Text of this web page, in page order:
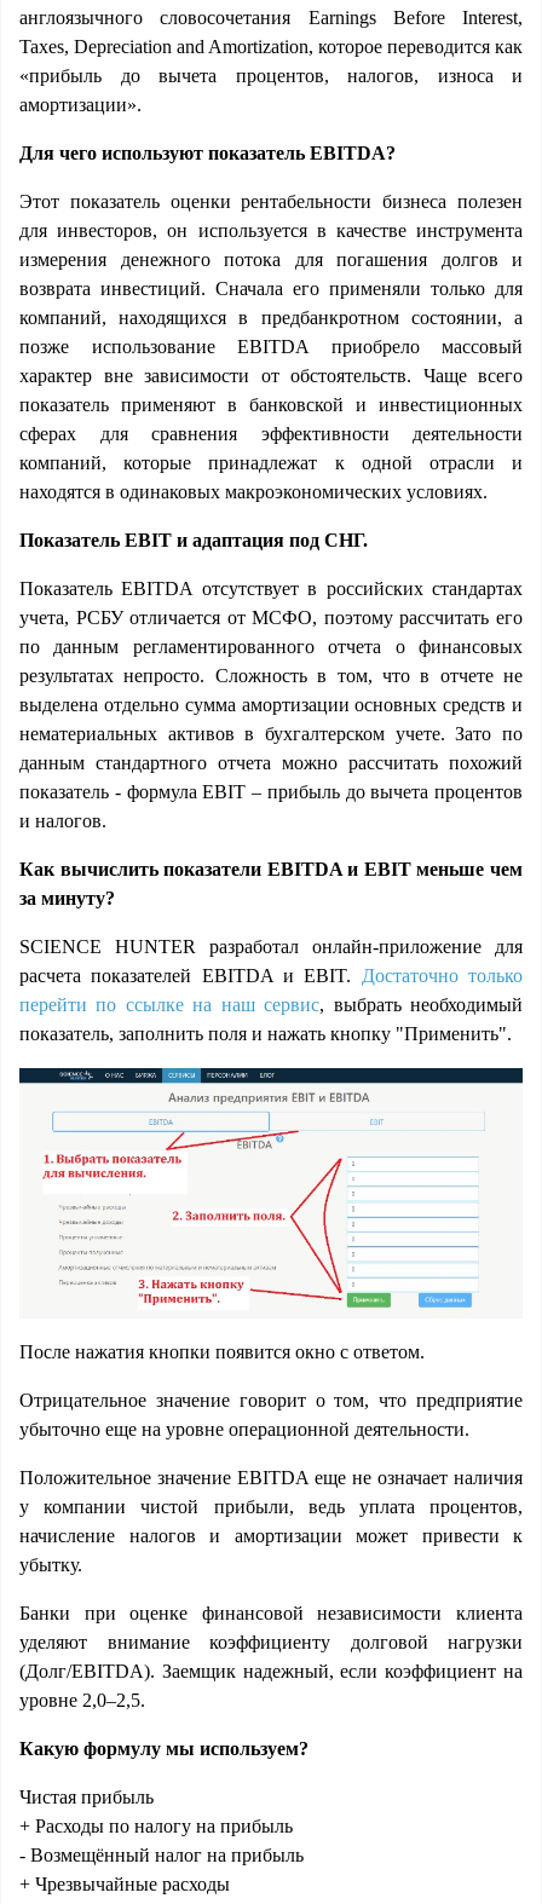
англоязычного словосочетания Earnings Before Interest,
Taxes, Depreciation and Amortization, которое переводится как
«прибыль до вычета процентов, налогов, износа и
амортизации».
Для чего используют показатель EBITDA?
Этот показатель оценки рентабельности бизнеса полезен
для инвесторов, он используется в качестве инструмента
измерения денежного потока для погашения долгов и
возврата инвестиций. Сначала его применяли только для
компаний, находящихся в предбанкротном состоянии, а
позже использование EBITDA приобрело массовый
характер вне зависимости от обстоятельств. Чаще всего
показатель применяют в банковской и инвестиционных
сферах для сравнения эффективности деятельности
компаний, которые принадлежат к одной отрасли и
находятся в одинаковых макроэкономических условиях.
Показатель EBIT и адаптация под СНГ.
Показатель EBITDA отсутствует в российских стандартах
учета, РСБУ отличается от МСФО, поэтому рассчитать его
по данным регламентированного отчета о финансовых
результатах непросто. Сложность в том, что в отчете не
выделена отдельно сумма амортизации основных средств и
нематериальных активов в бухгалтерском учете. Зато по
данным стандартного отчета можно рассчитать похожий
показатель - формула EBIT – прибыль до вычета процентов
и налогов.
Как вычислить показатели EBITDA и EBIT меньше чем
за минуту?
SCIENCE HUNTER разработал онлайн-приложение для
расчета показателей EBITDA и EBIT. Достаточно только
перейти по ссылке на наш сервис, выбрать необходимый
показатель, заполнить поля и нажать кнопку "Применить".
После нажатия кнопки появится окно с ответом.
Отрицательное значение говорит о том, что предприятие
убыточно еще на уровне операционной деятельности.
Положительное значение EBITDA еще не означает наличия
у компании чистой прибыли, ведь уплата процентов,
начисление налогов и амортизации может привести к
убытку.
Банки при оценке финансовой независимости клиента
уделяют внимание коэффициенту долговой нагрузки
(Долг/EBITDA). Заемщик надежный, если коэффициент на
уровне 2,0–2,5.
Какую формулу мы используем?
Чистая прибыль
+ Расходы по налогу на прибыль
- Возмещённый налог на прибыль
+ Чрезвычайные расходы